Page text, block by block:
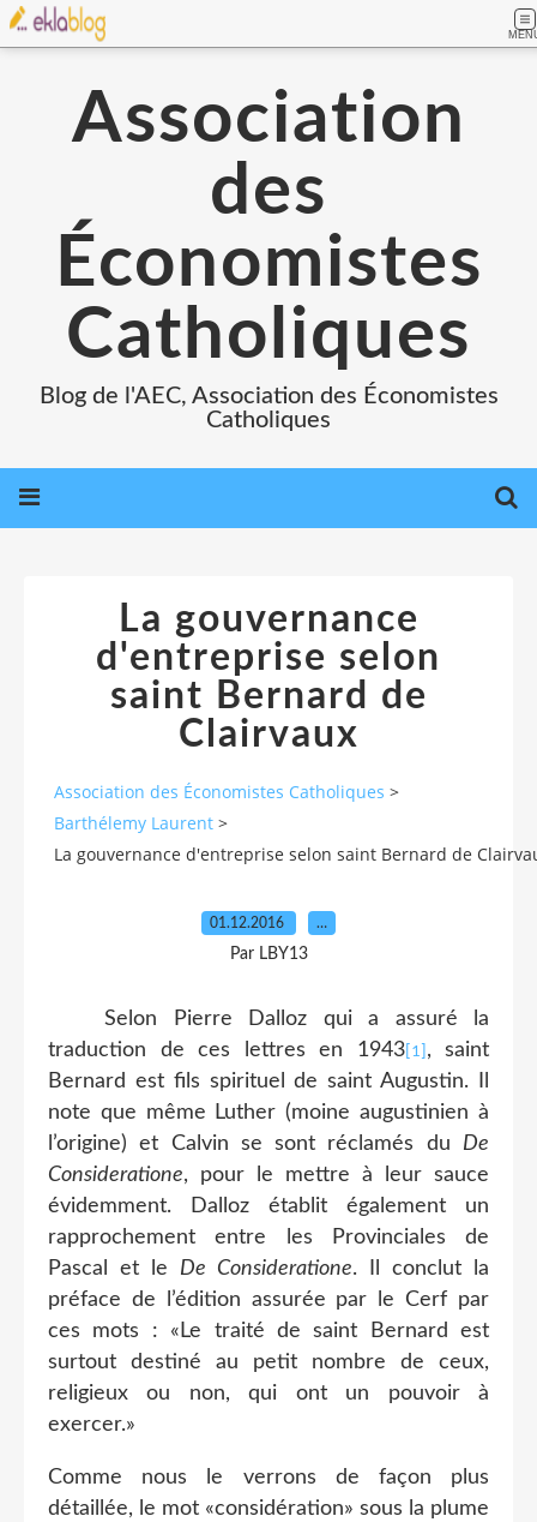
Association
des
Économistes
Catholiques
Blog de l'AEC, Association des Économistes
Catholiques
La gouvernance
d'entreprise selon
saint Bernard de
Clairvaux
Association des Économistes Catholiques >
Barthélemy Laurent >
La gouvernance d'entreprise selon saint Bernard de
01.12.2016 …
Par LBY13
Selon Pierre Dalloz qui a assuré la
traduction de ces lettres en 1943[1] , saint
Bernard est fils spirituel de saint Augustin. Il
note que même Luther (moine augustinien à
l’origine) et Calvin se sont réclamés du De
Consideratione, pour le mettre à leur sauce
évidemment. Dalloz établit également un
rapprochement entre les Provinciales de
Pascal et le De Consideratione. Il conclut la
préface de l’édition assurée par le Cerf par
ces mots : «Le traité de saint Bernard est
surtout destiné au petit nombre de ceux,
religieux ou non, qui ont un pouvoir à
exercer.»
Comme nous le verrons de façon plus
détaillée, le mot «considération» sous la plume